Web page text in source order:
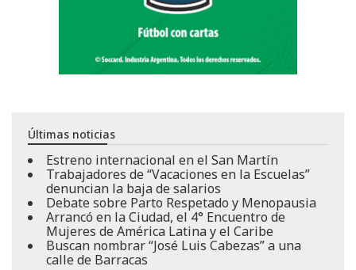
Últimas noticias
Estreno internacional en el San Martín
Trabajadores de “Vacaciones en la Escuelas”
denuncian la baja de salarios
Debate sobre Parto Respetado y Menopausia
Arrancó en la Ciudad, el 4° Encuentro de
Mujeres de América Latina y el Caribe
Buscan nombrar “José Luis Cabezas” a una
calle de Barracas